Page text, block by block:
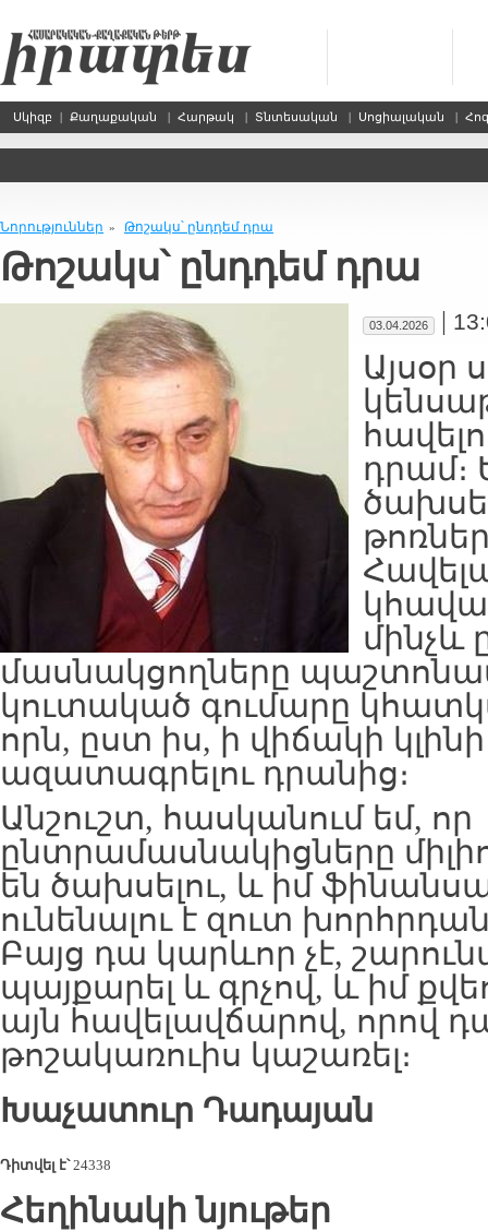
Սկիզբ | Քաղաքական | Հարթակ | Տնտեսական | Սոցիալական |
Նորություններ » Թոշակս՝ ընդդեմ դրա
Թոշակս՝ ընդդեմ դրա
03.04.2026 |
Այսօր
դրամ։
մինչև
մասնակցողները
կուտակած գումարը
որն, ըստ իս, ի վիճակի
ազատագրելու դրանից։
Անշուշտ, հասկանում եմ, որ
ընտրամասնակիցները
են ծախսելու, և իմ
ունենալու է զուտ
Բայց դա կարևոր չէ,
պայքարել և գրչով, և իմ
այն հավելավճարով, որով
թոշակառուիս կաշառել։
Խաչատուր Դադայան
Դիտվել է՝24338
Հեղինակի նյութեր